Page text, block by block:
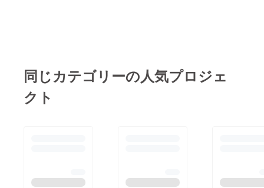
支援よろしくお願い致
します。
同じカテゴリーの人気プロジェ
クト